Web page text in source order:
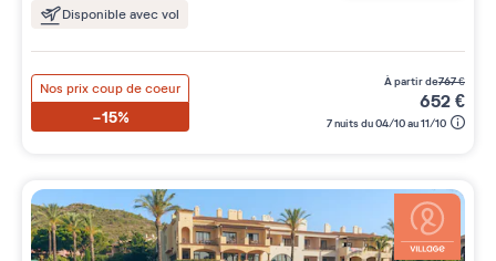
Disponible avec vol
Nos prix coup de coeur
-15%
à partir de767€
652€
7 nuits du 04/10 au 11/10